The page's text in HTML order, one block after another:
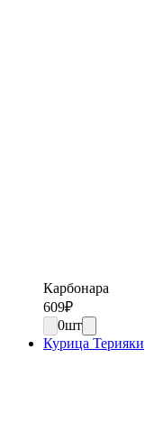
Карбонара
609₽
0шт
Курица Терияки